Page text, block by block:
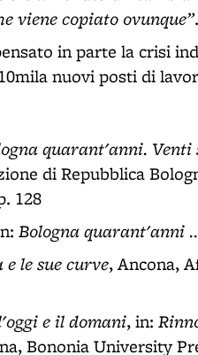
viene copiato ovunque”.
in parte la crisi
nuovi posti di
quarant'anni. Venti
di Repubblica
128
Bologna quarant'anni
le sue curve, Ancona,
e il domani, in:
Bononia University